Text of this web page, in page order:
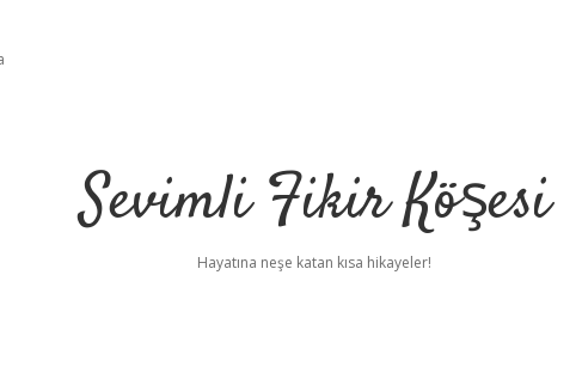
Sevimli Fikir Köşesi
Hayatına neşe katan kısa hikayeler!